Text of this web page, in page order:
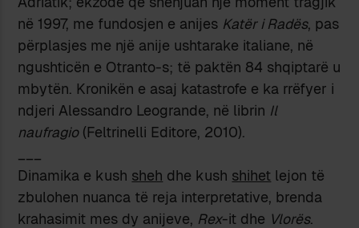
në 1997, me fundosjen e anijes Katër i Radës, pas
përplasjes me një anije ushtarake italiane, në
ngushticën e Otranto-s; të paktën 84 shqiptarë u
mbytën. Kronikën e asaj katastrofe e ka rrëfyer i
ndjeri Alessandro Leogrande, në librin Il
naufragio(Feltrinelli Editore, 2010).
Dinamika e kush sheh dhe kush shihet lejon të
zbulohen nuanca të reja interpretative, brenda
krahasimit mes dy anijeve, Rex-it dhe Vlorës.